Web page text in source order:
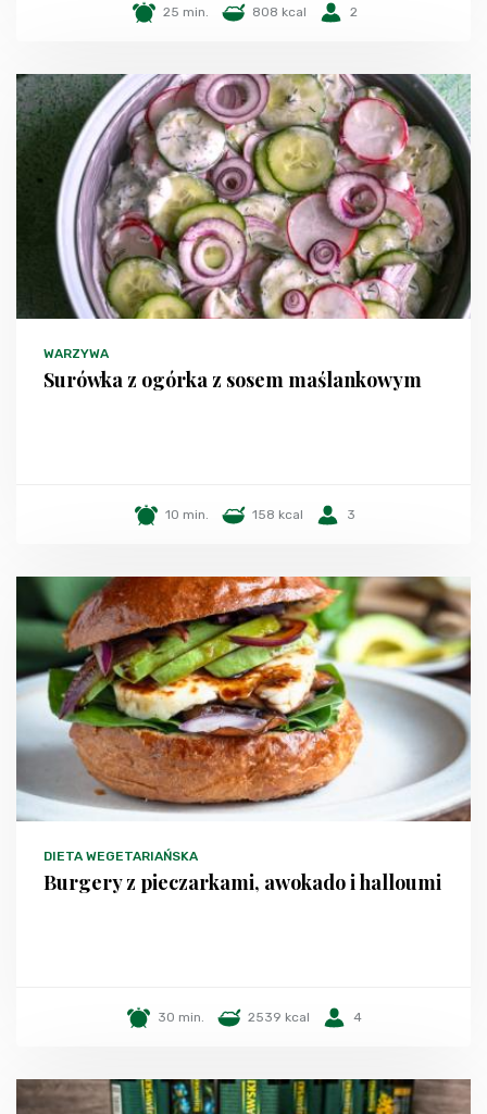
25 min. 808 kcal 2
WARZYWA
Surówka z ogórka z sosem maślankowym
10 min. 158 kcal 3
DIETA WEGETARIAŃSKA
Burgery z pieczarkami, awokado i halloumi
30 min. 2539 kcal 4